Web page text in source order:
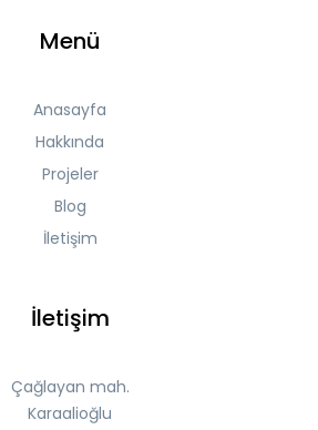
Menü
Anasayfa
Hakkında
Projeler
Blog
İletişim
İletişim
Çağlayan mah.
Karaalioğlu